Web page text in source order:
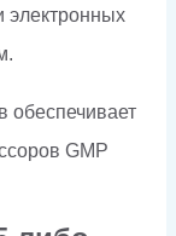
электронных
обеспечивает
GMP